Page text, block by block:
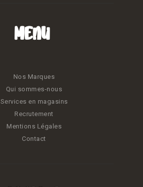
Menu
Nos Marques
Qui sommes-nous
Services en magasins
Recrutement
Mentions Légales
Contact